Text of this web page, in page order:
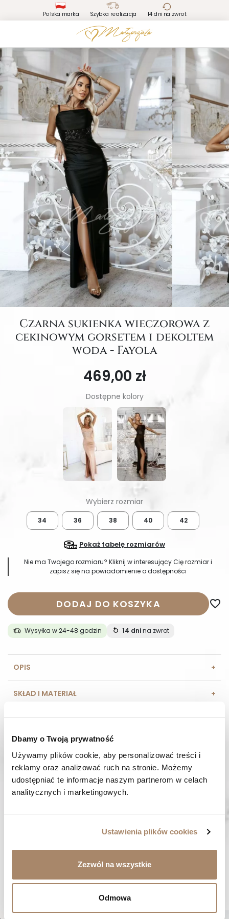
Dbamy o Twoją prywatność
Używamy plików cookie, aby personalizować treści i
reklamy oraz analizować ruch na stronie. Możemy
udostępniać te informacje naszym partnerom w celach
analitycznych i marketingowych.
Ustawienia plików cookies
Zezwól na wszystkie
Odmowa
Polska marka Szybka realizacja 14 dni na zwrot
Czarna sukienka wieczorowa z
cekinowym gorsetem i dekoltem
woda - Fayola
469,00 zł
Dostępne kolory
34 36 38 40 42
Pokaż tabelę rozmiarów
Nie ma Twojego rozmiaru? Kliknij w interesujący Cię rozmiar i
zapisz się na powiadomienie o dostępności
DODAJ DO KOSZYKA favorite_border
Wysyłka w 24-48 godzin 14 dnina zwrot
OPIS
SKŁAD I MATERIAŁ
SPOSOBY PŁATNOŚCI
OPINIE (0)
MASZ PYTANIE? Zadzwoń do nas :
Pracujemy od poniedziałku do piątku. Od godziny 9:00 do
godziny 15:00. +48 537 238 431
SZYBKA WYSYŁKA
BYĆ MOŻE SPODOBA CI SIĘ...